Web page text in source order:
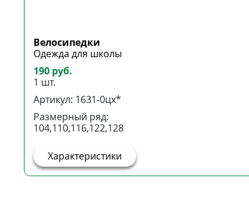
Велосипедки
Одежда для школы
190 руб.
1 шт.
Артикул: 1631-0цх*
Размерный ряд:
104,110,116,122,128
Характеристики